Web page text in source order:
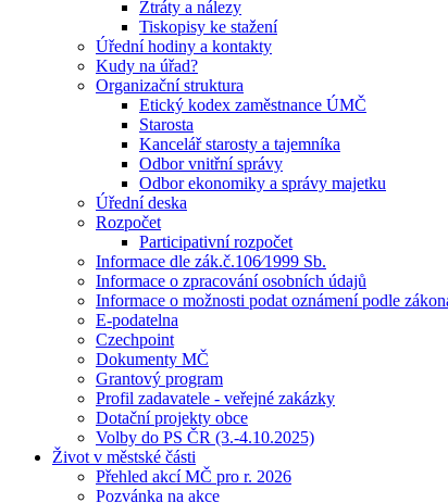
Ztráty a nálezy
Tiskopisy ke stažení
Úřední hodiny a kontakty
Kudy na úřad?
Organizační struktura
Etický kodex zaměstnance ÚMČ
Starosta
Kancelář starosty a tajemníka
Odbor vnitřní správy
Odbor ekonomiky a správy majetku
Úřední deska
Rozpočet
Participativní rozpočet
Informace dle zák.č.106⁄1999 Sb.
Informace o zpracování osobních údajů
Informace o možnosti podat oznámení podle
E-podatelna
Czechpoint
Dokumenty MČ
Grantový program
Profil zadavatele - veřejné zakázky
Dotační projekty obce
Volby do PS ČR (3.-4.10.2025)
Život v městské části
Přehled akcí MČ pro r. 2026
Pozvánka na akce